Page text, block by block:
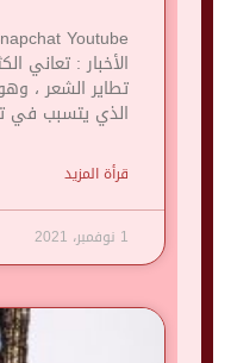
الأخبار : تعاني
تطاير الشعر ،
الذي يتسبب في
قرأة المزيد
1 نوفمبر، 2021